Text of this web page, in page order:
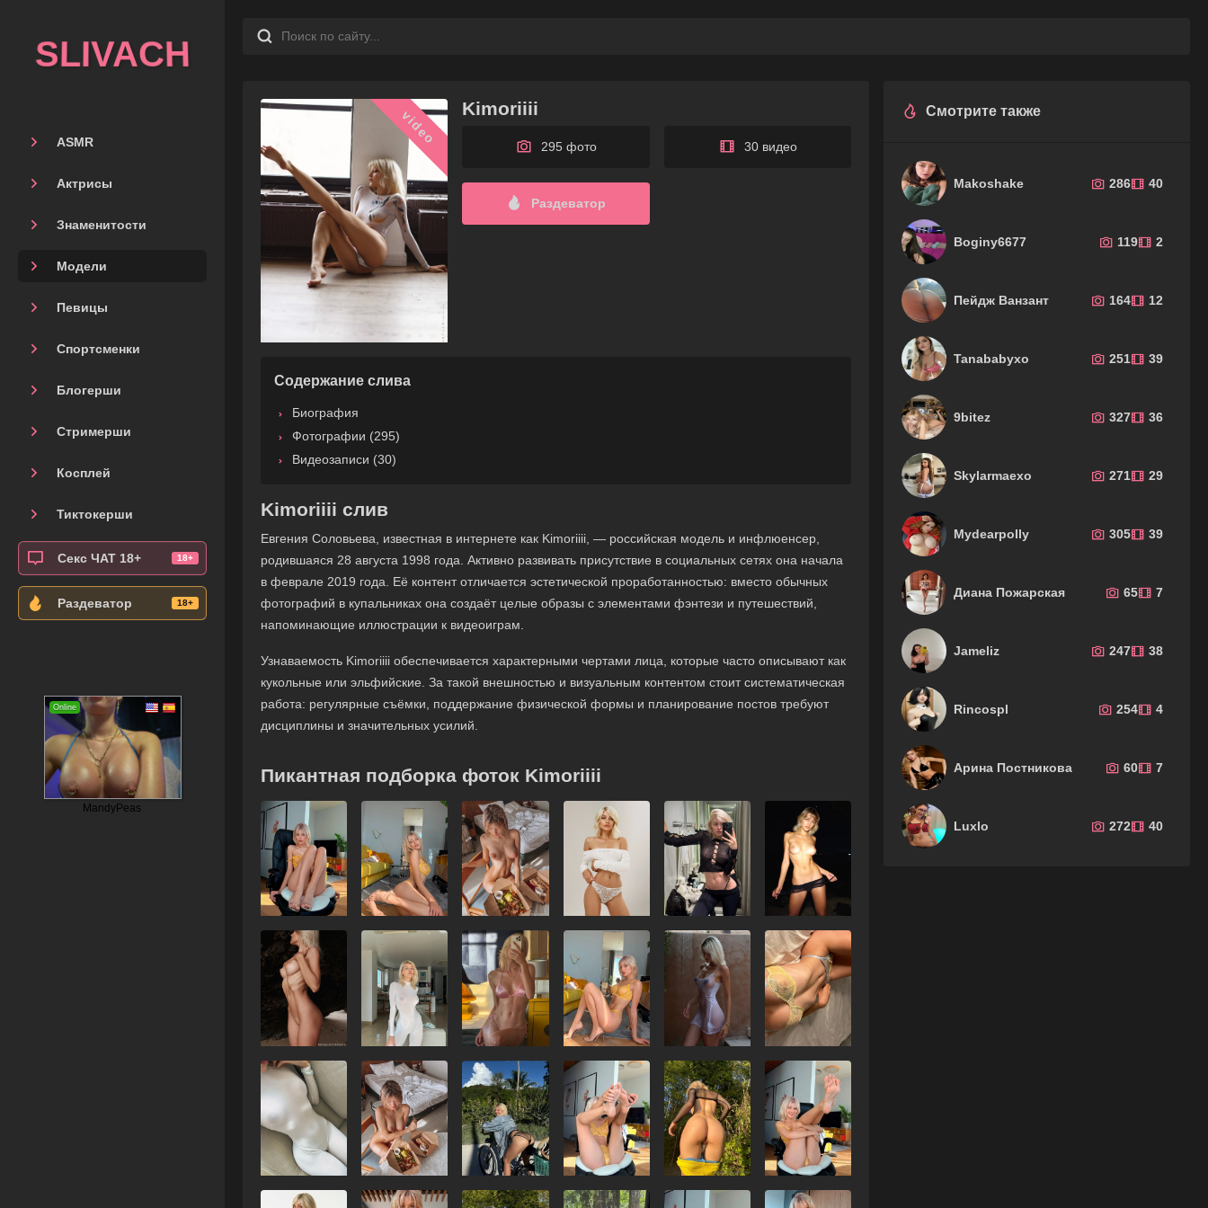
SLIVACH
ASMR
Актрисы
Знаменитости
Модели
Певицы
Спортсменки
Блогерши
Стримерши
Косплей
Тиктокерши
Секс ЧАТ 18+
Раздеватор
video Kimoriiii
295 фото 30 видео
Раздеватор
Содержание слива
Биография
Фотографии (295)
Видеозаписи (30)
Kimoriiii слив
Евгения Соловьева, известная в интернете как Kimoriiii, — российская модель и инфлюенсер,
родившаяся 28 августа 1998 года. Активно развивать присутствие в социальных сетях она начала
в феврале 2019 года. Её контент отличается эстетической проработанностью: вместо обычных
фотографий в купальниках она создаёт целые образы с элементами фэнтези и путешествий,
напоминающие иллюстрации к видеоиграм.
Узнаваемость Kimoriiii обеспечивается характерными чертами лица, которые часто описывают как
кукольные или эльфийские. За такой внешностью и визуальным контентом стоит систематическая
работа: регулярные съёмки, поддержание физической формы и планирование постов требуют
дисциплины и значительных усилий.
Пикантная подборка фоток Kimoriiii
Смотрите также
Makoshake 286 40
Boginy6677 119 2
Пейдж Ванзант 164 12
Tanababyxo 251 39
9bitez 327 36
Skylarmaexo 271 29
Mydearpolly 305 39
Диана Пожарская 65 7
Jameliz 247 38
Rincospl 254 4
Арина Постникова 60 7
Luxlo 272 40